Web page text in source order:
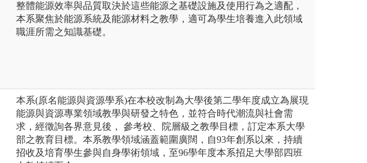
整體能源效率與品質取決於這些能源之基礎設施及使用行為之適配，
本系聚焦於能源系統及能源材料之教學，適可為學生培養進入此領域
職涯所需之知識基礎。
本系(原名能源與資源學系)在本校改制為大學後第二學年度成立為展現
能源與資源專業領域教學與研發之特色，並符合時代潮流與社會需
求，經徵詢各界意見後， 參考校、院層級之教學目標，訂定本系大學
部之教育目標。本系教學領域涵蓋範圍廣闊，自93年創系以來，持續
招收及培育學生參與自身學術領域，至96學年度本系招足大學部四班